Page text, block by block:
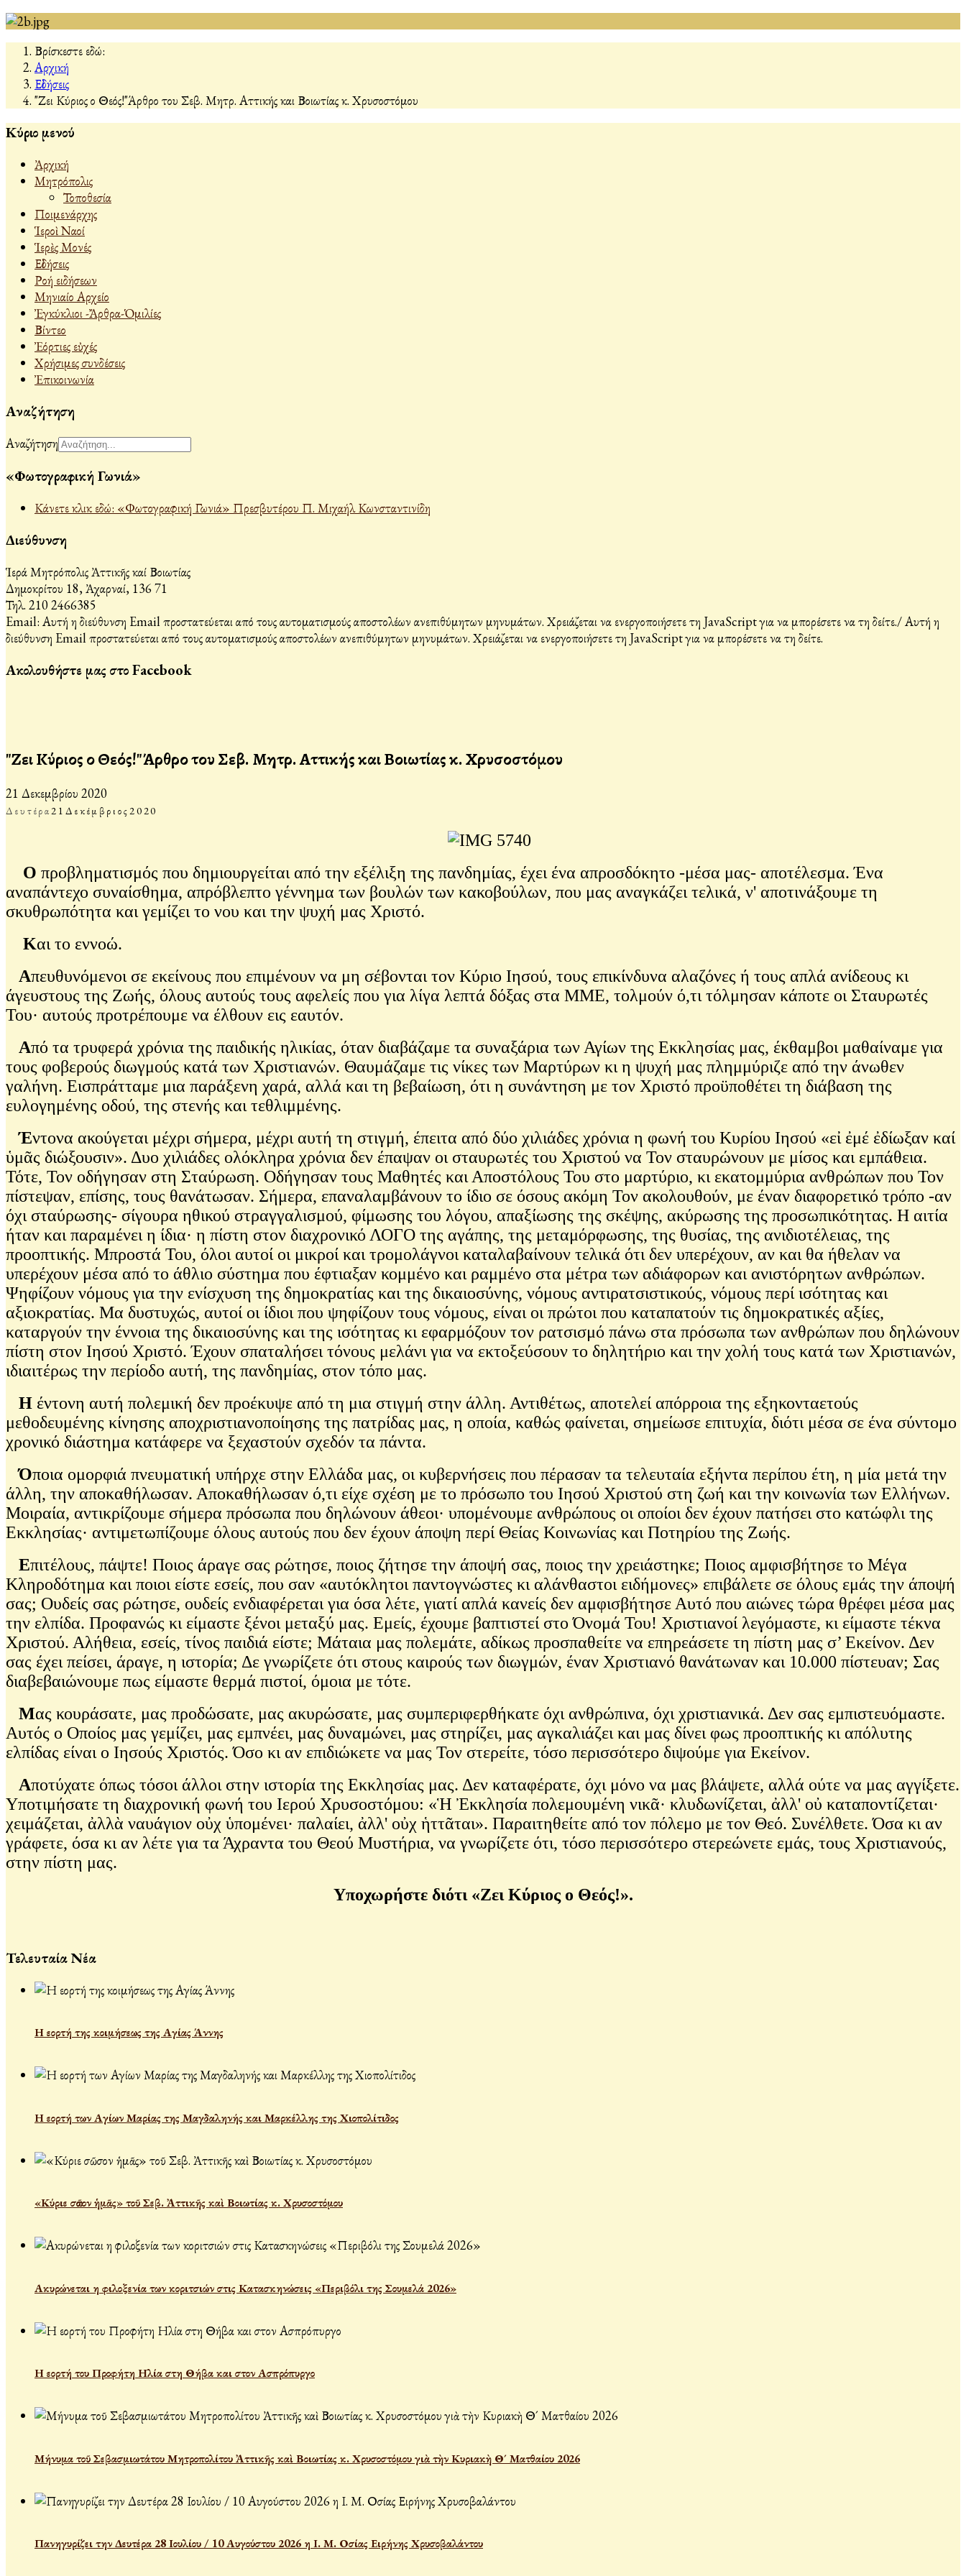
Βρίσκεστε εδώ:
Αρχική
Εἰδήσεις
"Ζει Κύριος ο Θεός!"Άρθρο του Σεβ. Μητρ. Αττικής και Βοιωτίας κ. Χρυσοστόμου
Κύριο μενού
Ἀρχική
Μητρόπολις
Τοποθεσία
Ποιμενάρχης
Ἱεροὶ Ναοί
Ἱερὲς Μονές
Εἰδήσεις
Ροή ειδήσεων
Μηνιαίο Αρχείο
Ἐγκύκλιοι -Ἄρθρα-Ὁμιλίες
Βίντεο
Ἐόρτιες εὐχές
Χρήσιμες συνδέσεις
Ἐπικοινωνία
Αναζήτηση
Αναζήτηση
«Φωτογραφική Γωνιά»
Κάνετε κλικ εδώ: «Φωτογραφική Γωνιά» Πρεσβυτέρου Π. Μιχαήλ Κωνσταντινίδη
Διεύθυνση
Ἱερά Μητρόπολις Ἀττικῆς καί Βοιωτίας
Δημοκρίτου 18, Ἀχαρναί, 136 71
Τηλ. 210 2466385
Email: Αυτή η διεύθυνση Email προστατεύεται από τους αυτοματισμούς αποστολέων ανεπιθύμητων μηνυμάτων. Χρειάζεται να ενεργοποιήσετε τη JavaScript για να μπορέσετε να τη δείτε./Αυτή η
διεύθυνση Email προστατεύεται από τους αυτοματισμούς αποστολέων ανεπιθύμητων μηνυμάτων. Χρειάζεται να ενεργοποιήσετε τη JavaScript για να μπορέσετε να τη δείτε.
Ακολουθήστε μας στο Facebook
"Ζει Κύριος ο Θεός!"Άρθρο του Σεβ. Μητρ. Αττικής και Βοιωτίας κ. Χρυσοστόμου
21 Δεκεμβρίου 2020
Δευτέρα21 Δεκέμβριος2020
O προβληματισμός που δημιουργείται από την εξέλιξη της πανδημίας, έχει ένα απροσδόκητο -μέσα μας- αποτέλεσμα. Ένα
αναπάντεχο συναίσθημα, απρόβλεπτο γέννημα των βουλών των κακοβούλων, που μας αναγκάζει τελικά, ν' αποτινάξουμε τη
σκυθρωπότητα και γεμίζει το νου και την ψυχή μας Χριστό.
Και το εννοώ.
Απευθυνόμενοι σε εκείνους που επιμένουν να μη σέβονται τον Κύριο Ιησού, τους επικίνδυνα αλαζόνες ή τους απλά ανίδεους κι
άγευστους της Ζωής, όλους αυτούς τους αφελείς που για λίγα λεπτά δόξας στα ΜΜΕ, τολμούν ό,τι τόλμησαν κάποτε οι Σταυρωτές
Του· αυτούς προτρέπουμε να έλθουν εις εαυτόν.
Από τα τρυφερά χρόνια της παιδικής ηλικίας, όταν διαβάζαμε τα συναξάρια των Αγίων της Εκκλησίας μας, έκθαμβοι μαθαίναμε για
τους φοβερούς διωγμούς κατά των Χριστιανών. Θαυμάζαμε τις νίκες των Μαρτύρων κι η ψυχή μας πλημμύριζε από την άνωθεν
γαλήνη. Εισπράτταμε μια παράξενη χαρά, αλλά και τη βεβαίωση, ότι η συνάντηση με τον Χριστό προϋποθέτει τη διάβαση της
ευλογημένης οδού, της στενής και τεθλιμμένης.
Έντονα ακούγεται μέχρι σήμερα, μέχρι αυτή τη στιγμή, έπειτα από δύο χιλιάδες χρόνια η φωνή του Κυρίου Ιησού «εἰ ἐμέ ἐδίωξαν καί
ὑμᾶς διώξουσιν». Δυο χιλιάδες ολόκληρα χρόνια δεν έπαψαν οι σταυρωτές του Χριστού να Τον σταυρώνουν με μίσος και εμπάθεια.
Τότε, Τον οδήγησαν στη Σταύρωση. Οδήγησαν τους Μαθητές και Αποστόλους Του στο μαρτύριο, κι εκατομμύρια ανθρώπων που Τον
πίστεψαν, επίσης, τους θανάτωσαν. Σήμερα, επαναλαμβάνουν το ίδιο σε όσους ακόμη Τον ακολουθούν, με έναν διαφορετικό τρόπο -αν
όχι σταύρωσης- σίγουρα ηθικού στραγγαλισμού, φίμωσης του λόγου, απαξίωσης της σκέψης, ακύρωσης της προσωπικότητας. Η αιτία
ήταν και παραμένει η ίδια· η πίστη στον διαχρονικό ΛΟΓΟ της αγάπης, της μεταμόρφωσης, της θυσίας, της ανιδιοτέλειας, της
προοπτικής. Μπροστά Του, όλοι αυτοί οι μικροί και τρομολάγνοι καταλαβαίνουν τελικά ότι δεν υπερέχουν, αν και θα ήθελαν να
υπερέχουν μέσα από το άθλιο σύστημα που έφτιαξαν κομμένο και ραμμένο στα μέτρα των αδιάφορων και ανιστόρητων ανθρώπων.
Ψηφίζουν νόμους για την ενίσχυση της δημοκρατίας και της δικαιοσύνης, νόμους αντιρατσιστικούς, νόμους περί ισότητας και
αξιοκρατίας. Μα δυστυχώς, αυτοί οι ίδιοι που ψηφίζουν τους νόμους, είναι οι πρώτοι που καταπατούν τις δημοκρατικές αξίες,
καταργούν την έννοια της δικαιοσύνης και της ισότητας κι εφαρμόζουν τον ρατσισμό πάνω στα πρόσωπα των ανθρώπων που δηλώνουν
πίστη στον Ιησού Χριστό. Έχουν σπαταλήσει τόνους μελάνι για να εκτοξεύσουν το δηλητήριο και την χολή τους κατά των Χριστιανών,
ιδιαιτέρως την περίοδο αυτή, της πανδημίας, στον τόπο μας.
Η έντονη αυτή πολεμική δεν προέκυψε από τη μια στιγμή στην άλλη. Αντιθέτως, αποτελεί απόρροια της εξηκονταετούς
μεθοδευμένης κίνησης αποχριστιανοποίησης της πατρίδας μας, η οποία, καθώς φαίνεται, σημείωσε επιτυχία, διότι μέσα σε ένα σύντομο
χρονικό διάστημα κατάφερε να ξεχαστούν σχεδόν τα πάντα.
Όποια ομορφιά πνευματική υπήρχε στην Ελλάδα μας, οι κυβερνήσεις που πέρασαν τα τελευταία εξήντα περίπου έτη, η μία μετά την
άλλη, την αποκαθήλωσαν. Αποκαθήλωσαν ό,τι είχε σχέση με το πρόσωπο του Ιησού Χριστού στη ζωή και την κοινωνία των Ελλήνων.
Μοιραία, αντικρίζουμε σήμερα πρόσωπα που δηλώνουν άθεοι· υπομένουμε ανθρώπους οι οποίοι δεν έχουν πατήσει στο κατώφλι της
Εκκλησίας· αντιμετωπίζουμε όλους αυτούς που δεν έχουν άποψη περί Θείας Κοινωνίας και Ποτηρίου της Ζωής.
Επιτέλους, πάψτε! Ποιος άραγε σας ρώτησε, ποιος ζήτησε την άποψή σας, ποιος την χρειάστηκε; Ποιος αμφισβήτησε το Μέγα
Κληροδότημα και ποιοι είστε εσείς, που σαν «αυτόκλητοι παντογνώστες κι αλάνθαστοι ειδήμονες» επιβάλετε σε όλους εμάς την άποψή
σας; Ουδείς σας ρώτησε, ουδείς ενδιαφέρεται για όσα λέτε, γιατί απλά κανείς δεν αμφισβήτησε Αυτό που αιώνες τώρα θρέφει μέσα μας
την ελπίδα. Προφανώς κι είμαστε ξένοι μεταξύ μας. Εμείς, έχουμε βαπτιστεί στο Όνομά Του! Χριστιανοί λεγόμαστε, κι είμαστε τέκνα
Χριστού. Αλήθεια, εσείς, τίνος παιδιά είστε; Μάταια μας πολεμάτε, αδίκως προσπαθείτε να επηρεάσετε τη πίστη μας σ’ Εκείνον. Δεν
σας έχει πείσει, άραγε, η ιστορία; Δε γνωρίζετε ότι στους καιρούς των διωγμών, έναν Χριστιανό θανάτωναν και 10.000 πίστευαν; Σας
διαβεβαιώνουμε πως είμαστε θερμά πιστοί, όμοια με τότε.
Μας κουράσατε, μας προδώσατε, μας ακυρώσατε, μας συμπεριφερθήκατε όχι ανθρώπινα, όχι χριστιανικά. Δεν σας εμπιστευόμαστε.
Αυτός ο Οποίος μας γεμίζει, μας εμπνέει, μας δυναμώνει, μας στηρίζει, μας αγκαλιάζει και μας δίνει φως προοπτικής κι απόλυτης
ελπίδας είναι ο Ιησούς Χριστός. Όσο κι αν επιδιώκετε να μας Τον στερείτε, τόσο περισσότερο διψούμε για Εκείνον.
Αποτύχατε όπως τόσοι άλλοι στην ιστορία της Εκκλησίας μας. Δεν καταφέρατε, όχι μόνο να μας βλάψετε, αλλά ούτε να μας αγγίξετε.
Υποτιμήσατε τη διαχρονική φωνή του Ιερού Χρυσοστόμου: «Ἡ Ἐκκλησία πολεμουμένη νικᾶ· κλυδωνίζεται, ἀλλ' οὐ καταποντίζεται·
χειμάζεται, ἀλλὰ ναυάγιον οὐχ ὑπομένει· παλαίει, ἀλλ' οὐχ ἡττᾶται». Παραιτηθείτε από τον πόλεμο με τον Θεό. Συνέλθετε. Όσα κι αν
γράφετε, όσα κι αν λέτε για τα Άχραντα του Θεού Μυστήρια, να γνωρίζετε ότι, τόσο περισσότερο στερεώνετε εμάς, τους Χριστιανούς,
στην πίστη μας.
Υποχωρήστε διότι «Ζει Κύριος ο Θεός!».
Τελευταία Νέα
Η εορτή της κοιμήσεως της Αγίας Άννης
Η εορτή των Αγίων Μαρίας της Μαγδαληνής και Μαρκέλλης της Χιοπολίτιδος
«Κύριε σῶσον ἡμᾶς» τοῦ Σεβ. Ἀττικῆς καὶ Βοιωτίας κ. Χρυσοστόμου
Ακυρώνεται η φιλοξενία των κοριτσιών στις Κατασκηνώσεις «Περιβόλι της Σουμελά 2026»
Η εορτή του Προφήτη Ηλία στη Θήβα και στον Ασπρόπυργο
Μήνυμα τοῦ Σεβασμιωτάτου Μητροπολίτου Ἀττικῆς καὶ Βοιωτίας κ. Χρυσοστόμου γιὰ τὴν Κυριακὴ Θ´ Ματθαίου 2026
Πανηγυρίζει την Δευτέρα 28 Ιουλίου / 10 Αυγούστου 2026 η Ι. Μ. Οσίας Ειρήνης Χρυσοβαλάντου